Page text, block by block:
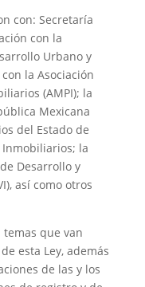
con: Secretaría
con la
Urbano y
la Asociación
(AMPI); la
Mexicana
del Estado de
Inmobiliarios; la
Desarrollo y
así como otros
que van
esta Ley, además
de las y los